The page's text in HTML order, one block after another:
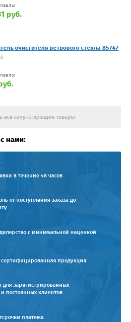
руб.
очистителя ветрового стекла 85747
все сопутствующие товары
нами:
в течение 48 часов
от поступления заказа до
с минимальной наценкой
продукция
для зарегистрированных
постоянных клиентов
платежа